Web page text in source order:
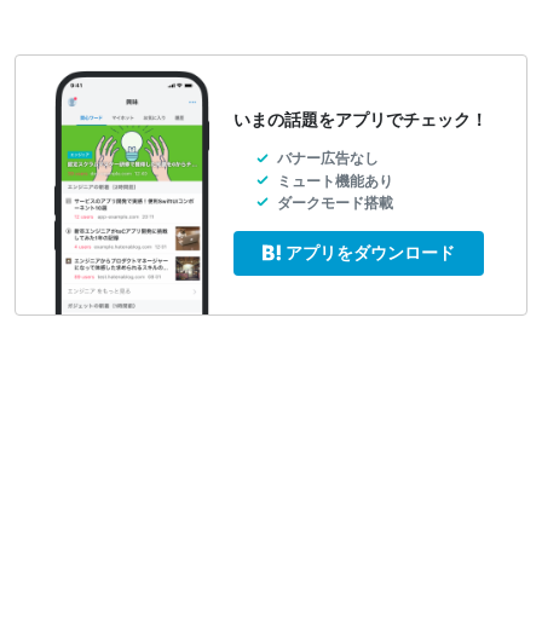
いまの話題をアプリでチェック！
バナー広告なし
ミュート機能あり
ダークモード搭載
アプリをダウンロード